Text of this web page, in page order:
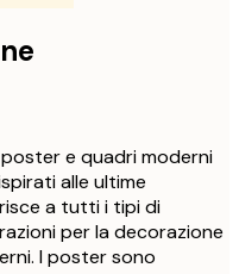
e quadri moderni
alle ultime
a tutti i tipi di
per la decorazione
I poster sono